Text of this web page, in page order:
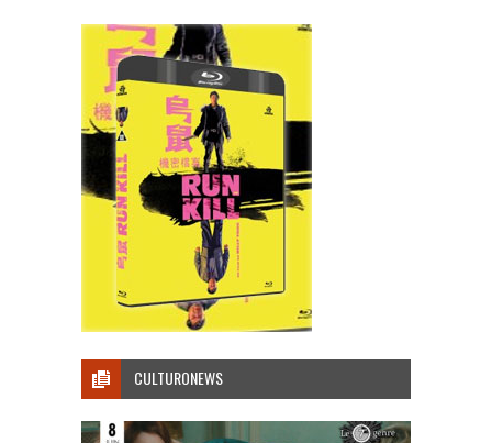
CULTURONEWS